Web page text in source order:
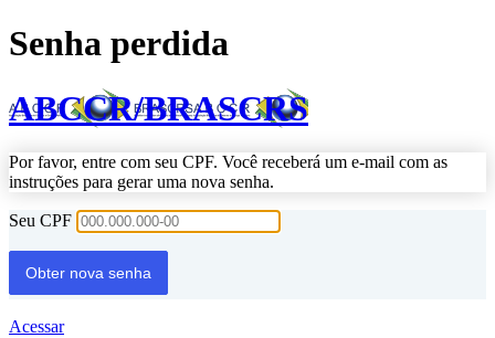
Senha perdida
ABCCR/BRASCRS
Por favor, entre com seu CPF. Você receberá um e-mail com as
instruções para gerar uma nova senha.
Seu CPF
Acessar